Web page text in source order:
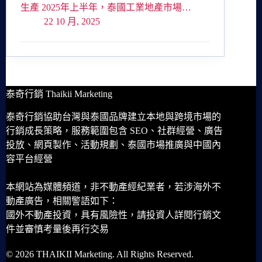
生產 2025年上半年，泰國工業地產市場…
22 10 月, 2025
泰奇行銷 Thaikii Marketing
泰奇行銷協助台灣與泰國品牌建立本地與跨境市場的
行銷成長策略，服務範圍包含 SEO、社群經營、廣告
投放、網頁製作、活動規劃、泰國市場推廣與中國內
容平台經營
本網站為媒體頻道，非不動產經紀業者，若涉海外不
動產廣告，相關警語如下：
國外不動產投資，具有風險性，請投資人詳閱行銷文
件並審慎考量後再行交易
© 2026 THAIKII Marketing. All Rights Reserved.